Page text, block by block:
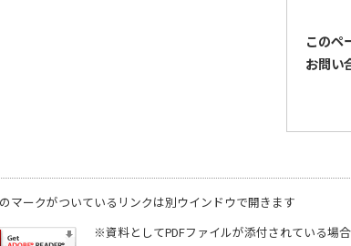
このペ
お問い
マークがついているリンクは別ウインドウで開きます
※資料としてPDFファイルが添付されている場合